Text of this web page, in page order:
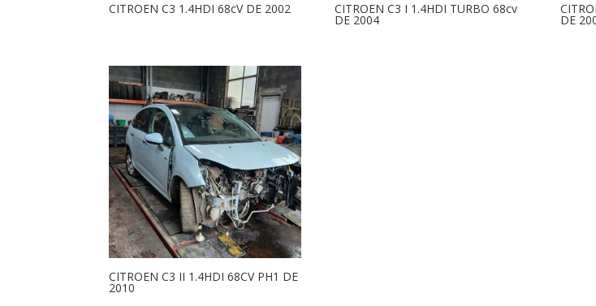
CITROEN C3 1.4HDI 68cV DE 2002 CITROEN C3 I 1.4HDI TURBO 68cv
DE 2004 DE
CITROEN C3 II 1.4HDI 68CV PH1 DE
2010